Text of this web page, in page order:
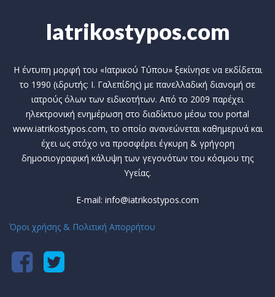
Iatrikostypos.com
Η έντυπη μορφή του «Ιατρικού Τύπου» ξεκίνησε να εκδίδεται
το 1990 (ιδρυτής: Ι. Γαλεπίδης) με πανελλαδική διανομή σε
ιατρούς όλων των ειδικοτήτων. Από το 2009 παρέχει
ηλεκτρονική ενημέρωση στο διαδίκτυο μέσω του portal
www.iatrikostypos.com, το οποίο ανανεώνεται καθημερινά και
έχει ως στόχο να προσφέρει έγκυρη & γρήγορη
δημοσιογραφική κάλυψη των γεγονότων του κόσμου της
Υγείας.
E-mail: info@iatrikostypos.com
Όροι χρήσης & Πολιτική Απορρήτου